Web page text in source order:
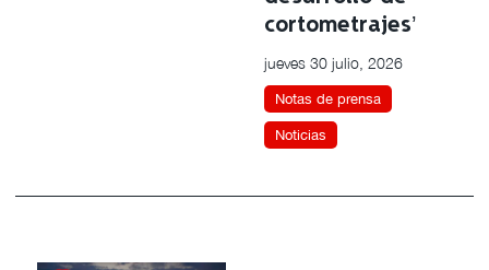
cortometrajes’
jueves 30 julio, 2026
Notas de prensa
Noticias